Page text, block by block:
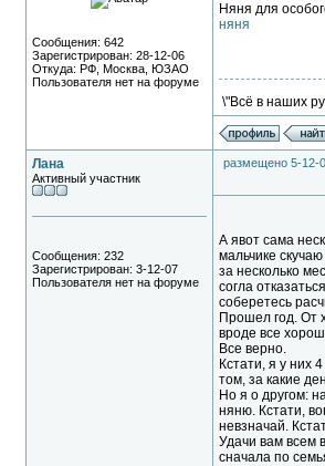
Сообщения: 642
Зарегистрирован: 28-12-06
Откуда: РФ, Москва, ЮЗАО
Пользователя нет на форуме
Няня для
няня
\"Всё в наших
Лана
Активный участник
Сообщения: 232
Зарегистрирован: 3-12-07
Пользователя нет на форуме
размещено 5-12-
А явот сама
мальчике
за несколько
согла
соберетесь
Прошел год. От
вроде все
Все верно.
Кстати, я у них
том, за какие
Но я о другом:
няню. Кстати,
невзначай.
Удачи вам всем
сначала по